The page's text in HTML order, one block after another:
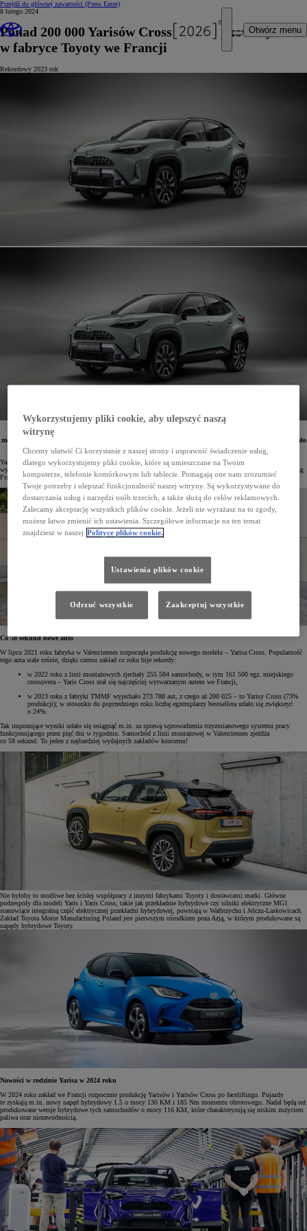
Przejdź do głównej zawartości (Press Enter)
Otwórz menu
8 lutego 2024
Ponad 200 000 Yarisów Cross wyprodukowanych
w fabryce Toyoty we Francji
Rekordowy 2023 rok
W minionym roku zakład Toyoty we Francji wyprodukował rekordową liczbę pojazdów. Z linii
montażowych zakładu w Valenciennes, gdzie powstaje m.in. Toyota Yaris i Toyota Yaris Cross, zjechało
łącznie 273 788 pojazdów, z czego aż 73% (200 025 egz.) stanowiły miejskie crossovery.
Yaris Cross to najlepiej sprzedający się model Toyoty w Europie, lider segmentu B-SUV i najczęściej
wytwarzany samochód we Francji. Miejski crossover powstaje m.in. w zakładzie Toyota Motor Manufacturing
France (TMMF) w Valenciennes, stanowiąc prawie 3/4 całej tamtejszej rocznej produkcji.
Co 58 sekund nowe auto
W lipcu 2021 roku fabryka w Valenciennes rozpoczęła produkcję nowego modelu – Yarisa Cross. Popularność
tego auta stale rośnie, dzięki czemu zakład co roku bije rekordy:
w 2022 roku z linii montażowych zjechały 255 584 samochody, w tym 161 500 egz. miejskiego
crossovera – Yaris Cross stał się najczęściej wytwarzanym autem we Francji,
w 2023 roku z fabryki TMMF wyjechało 273 788 aut, z czego aż 200 025 – to Yarisy Cross (73%
produkcji); w stosunku do poprzedniego roku liczbę egzemplarzy bestsellera udało się zwiększyć
o 24%.
Tak imponujące wyniki udało się osiągnąć m.in. za sprawą wprowadzenia trzyzmianowego systemu pracy
funkcjonującego przez pięć dni w tygodniu. Samochód z linii montażowej w Valenciennes zjeżdża
co 58 sekund. To jeden z najbardziej wydajnych zakładów koncernu!
Nie byłoby to możliwe bez ścisłej współpracy z innymi fabrykami Toyoty i dostawcami marki. Główne
podzespoły dla modeli Yaris i Yaris Cross, takie jak przekładnie hybrydowe czy silniki elektryczne MG1
stanowiące integralną część elektrycznej przekładni hybrydowej, powstają w Wałbrzychu i Jelczu-Laskowicach.
Zakład Toyota Motor Manufacturing Poland jest pierwszym ośrodkiem poza Azją, w którym produkowane są
napędy hybrydowe Toyoty.
Nowości w rodzinie Yarisa w 2024 roku
W 2024 roku zakład we Francji rozpocznie produkcję Yarisów i Yarisów Cross po faceliftingu. Pojazdy
te zyskają m.in. nowy napęd hybrydowy 1.5 o mocy 130 KM i 185 Nm momentu obrotowego. Nadal będą też
produkowane wersje hybrydowe tych samochodów o mocy 116 KM, które charakteryzują się niskim zużyciem
paliwa oraz niezawodnością.
Wykorzystujemy pliki cookie, aby ulepszyć naszą
witrynę
Chcemy ułatwić Ci korzystanie z naszej strony i usprawnić świadczenie usług,
dlatego wykorzystujemy pliki cookie, które są umieszczane na Twoim
komputerze, telefonie komórkowym lub tablecie. Pomagają one nam zrozumieć
Twoje potrzeby i ulepszać funkcjonalność naszej witryny. Są wykorzystywane do
dostarczania usług i narzędzi osób trzecich, a także służą do celów reklamowych.
Zalecamy akceptację wszystkich plików cookie. Jeżeli nie wyrażasz na to zgody,
możesz łatwo zmienić ich ustawienia. Szczegółowe informacje na ten temat
znajdziesz w naszej Polityce plików cookie.
Ustawienia plików cookie
Odrzuć wszystkie Zaakceptuj wszystkie